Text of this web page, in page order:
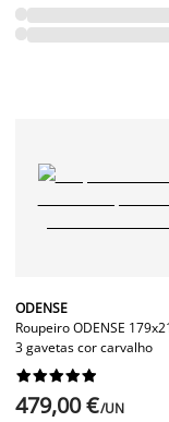
ODENSE
Roupeiro ODENSE
3 gavetas cor carvalho






479,00 €/UN